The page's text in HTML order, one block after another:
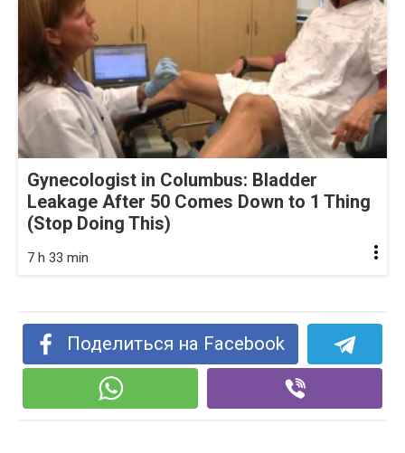
Gynecologist in Columbus: Bladder
Leakage After 50 Comes Down to 1 Thing
(Stop Doing This)
7 h 33 min
Поделиться на Facebook